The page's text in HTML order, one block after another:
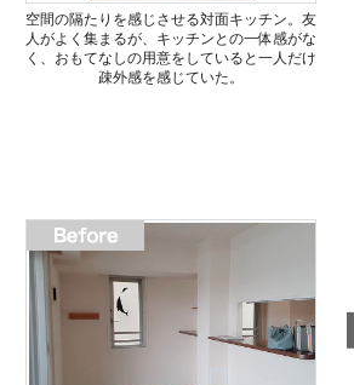
空間の隔たりを感じさせる対面キッチン。友
人がよく集まるが、キッチンとの一体感がな
く、おもてなしの用意をしていると一人だけ
疎外感を感じていた。